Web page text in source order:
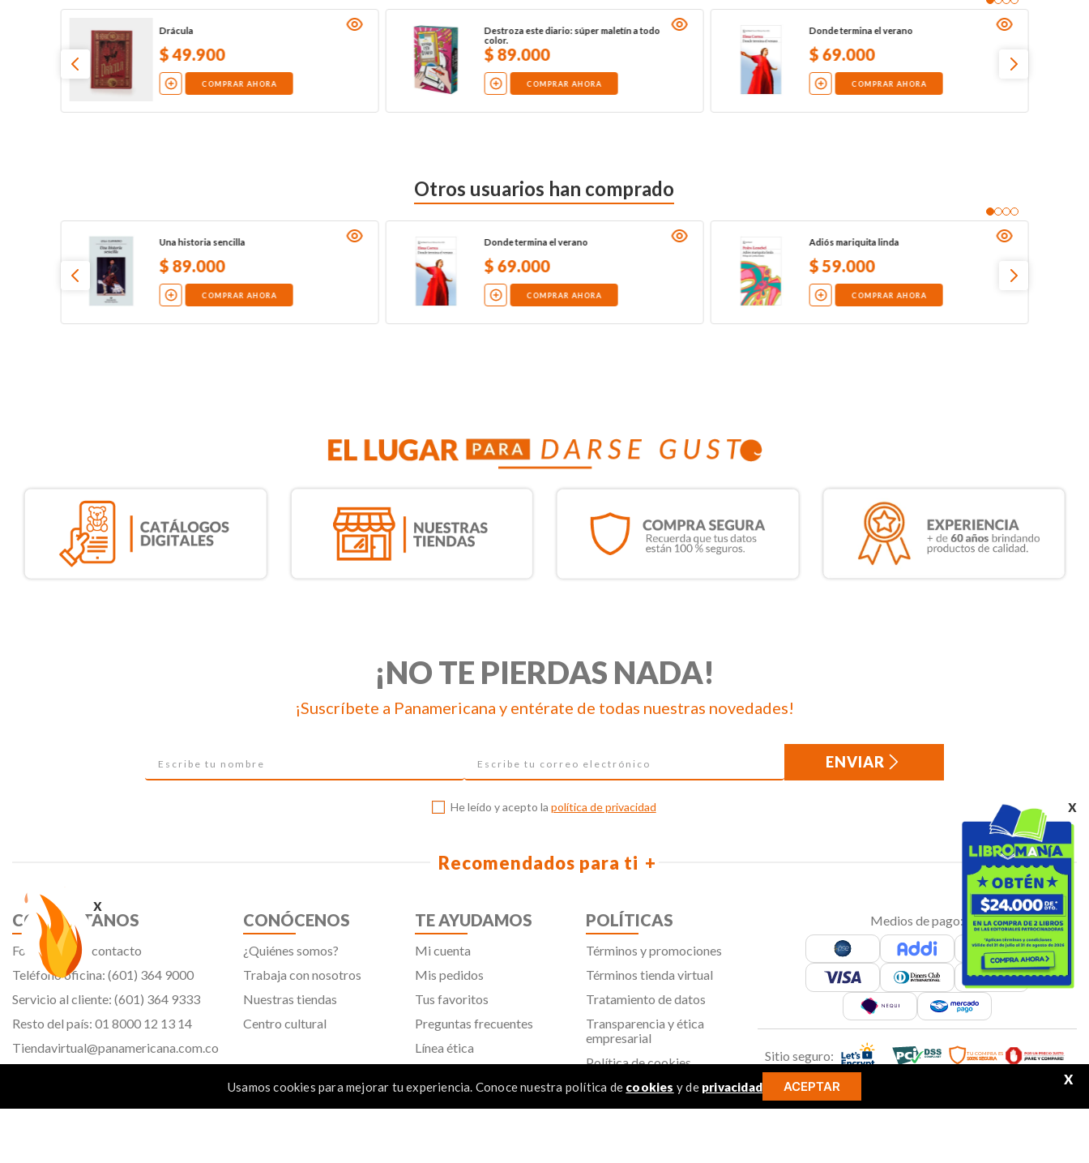
x
x
Usamos cookies para mejorar tu experiencia. Conoce nuestra política de cookies y de privacidad ACEPTAR X
Drácula
$49.900
COMPRAR AHORA
Destroza este diario: súper maletín a todo
color.
$89.000
COMPRAR AHORA
Donde termina el verano
$69.000
COMPRAR AHORA
Otros usuarios han comprado
Una historia sencilla
$89.000
COMPRAR AHORA
Donde termina el verano
$69.000
COMPRAR AHORA
Adiós mariquita linda
$59.000
COMPRAR AHORA
¡NO TE PIERDAS NADA!
¡Suscríbete a Panamericana y entérate de todas nuestras novedades!
ENVIAR
He leído y acepto la política de privacidad
Recomendados para ti
CONTÁCTANOS
Formulario de contacto
Teléfono oficina: (601) 364 9000
Servicio al cliente: (601) 364 9333
Resto del país: 01 8000 12 13 14
Tiendavirtual@panamericana.com.co
CONÓCENOS
¿Quiénes somos?
Trabaja con nosotros
Nuestras tiendas
Centro cultural
TE AYUDAMOS
Mi cuenta
Mis pedidos
Tus favoritos
Preguntas frecuentes
Línea ética
POLÍTICAS
Términos y promociones
Términos tienda virtual
Tratamiento de datos
Transparencia y ética
empresarial
Política de cookies
Aviso de privacidad
SIC
Medios de pago:
Sitio seguro: